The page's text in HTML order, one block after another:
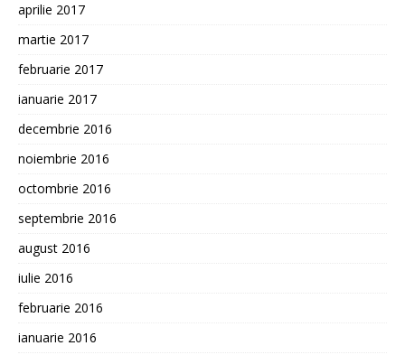
aprilie 2017
martie 2017
februarie 2017
ianuarie 2017
decembrie 2016
noiembrie 2016
octombrie 2016
septembrie 2016
august 2016
iulie 2016
februarie 2016
ianuarie 2016